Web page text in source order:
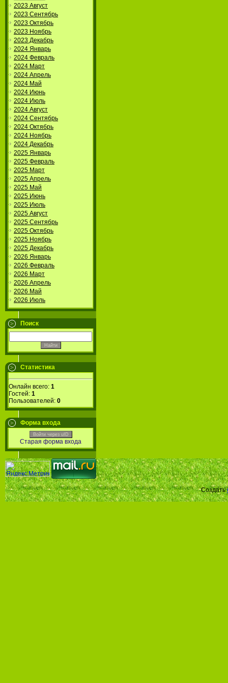
2023 Август
2023 Сентябрь
2023 Октябрь
2023 Ноябрь
2023 Декабрь
2024 Январь
2024 Февраль
2024 Март
2024 Апрель
2024 Май
2024 Июнь
2024 Июль
2024 Август
2024 Сентябрь
2024 Октябрь
2024 Ноябрь
2024 Декабрь
2025 Январь
2025 Февраль
2025 Март
2025 Апрель
2025 Май
2025 Июнь
2025 Июль
2025 Август
2025 Сентябрь
2025 Октябрь
2025 Ноябрь
2025 Декабрь
2026 Январь
2026 Февраль
2026 Март
2026 Апрель
2026 Май
2026 Июль
Поиск
Статистика
Онлайн всего: 1
Гостей: 1
Пользователей: 0
Форма входа
Войти через uID
Старая форма входа
Создать